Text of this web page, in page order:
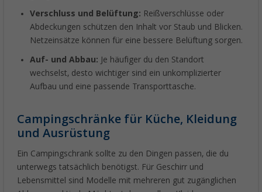
Verschluss und Belüftung: Reißverschlüsse oder
Abdeckungen schützen den Inhalt vor Staub und Blicken.
Netzeinsätze können für eine bessere Belüftung sorgen.
Auf- und Abbau: Je häufiger du den Standort
wechselst, desto wichtiger sind ein unkomplizierter
Aufbau und eine passende Transporttasche.
Campingschränke für Küche, Kleidung
und Ausrüstung
Ein Campingschrank sollte zu den Dingen passen, die du
unterwegs tatsächlich benötigst. Für Geschirr und
Lebensmittel sind Modelle mit mehreren gut zugänglichen